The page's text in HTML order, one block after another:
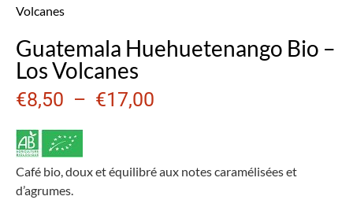
Volcanes
Guatemala Huehuetenango Bio –
Los Volcanes
€8,50 – €17,00
Café bio, doux et équilibré aux notes caramélisées et
d’agrumes.